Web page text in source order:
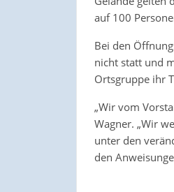
auf 100
Bei den
nicht statt und
Ortsgruppe ihr
„Wir vom
Wagner. „Wir
unter den
den